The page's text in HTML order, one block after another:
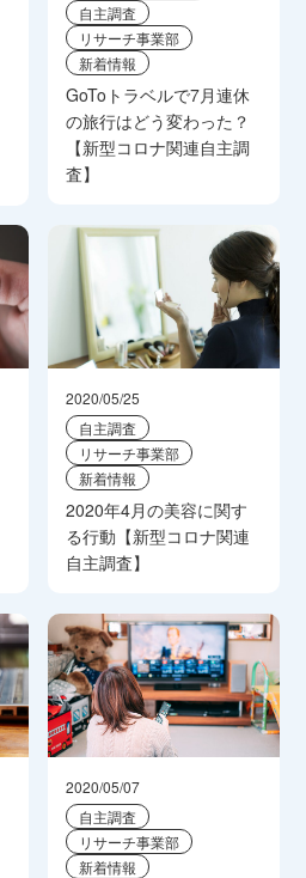
自主調査
リサーチ事業部
新着情報
GoToトラベルで7月連休
の旅行はどう変わった？
【新型コロナ関連自主調
査】
2020/05/25
自主調査
リサーチ事業部
新着情報
2020年4月の美容に関す
る行動【新型コロナ関連
自主調査】
2020/05/07
自主調査
リサーチ事業部
新着情報